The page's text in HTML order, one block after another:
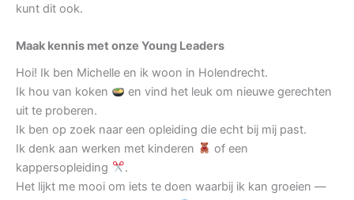
kunt dit ook.
Maak kennis met onze Young Leaders
Hoi! Ik ben Michelle en ik woon in Holendrecht.
Ik hou van koken
en vind het leuk om nieuwe gerechten
uit te proberen.
Ik ben op zoek naar een opleiding die echt bij mij past.
Ik denk aan werken met kinderen
of een
kappersopleiding
.
Het lijkt me mooi om iets te doen waarbij ik kan groeien —